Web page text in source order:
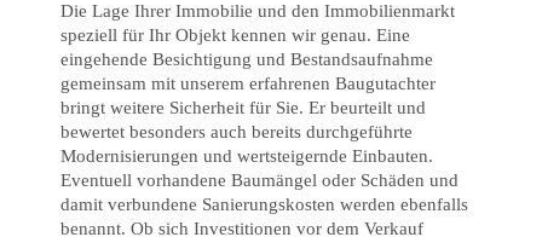
Die Lage Ihrer Immobilie und den Immobilienmarkt
speziell für Ihr Objekt kennen wir genau. Eine
eingehende Besichtigung und Bestandsaufnahme
gemeinsam mit unserem erfahrenen Baugutachter
bringt weitere Sicherheit für Sie. Er beurteilt und
bewertet besonders auch bereits durchgeführte
Modernisierungen und wertsteigernde Einbauten.
Eventuell vorhandene Baumängel oder Schäden und
damit verbundene Sanierungskosten werden ebenfalls
benannt. Ob sich Investitionen vor dem Verkauf